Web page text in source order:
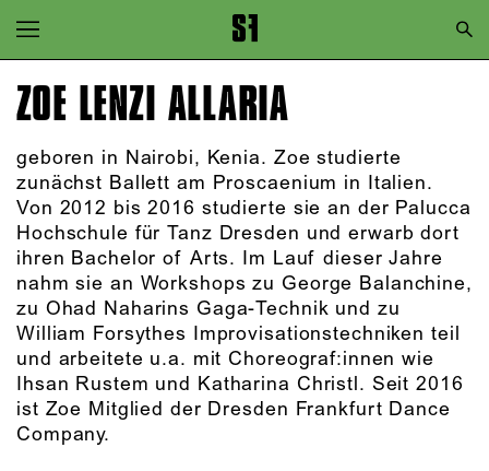
Zur Hauptnavigation springen
Zum Hauptinhalt springen
ZOE LENZI ALLARIA
geboren in Nairobi, Kenia. Zoe studierte
zunächst Ballett am Proscaenium in Italien.
Von 2012 bis 2016 studierte sie an der Palucca
Hochschule für Tanz Dresden und erwarb dort
ihren Bachelor of Arts. Im Lauf dieser Jahre
nahm sie an Workshops zu George Balanchine,
zu Ohad Naharins Gaga-Technik und zu
William Forsythes Improvisationstechniken teil
und arbeitete u.a. mit Choreograf:innen wie
Ihsan Rustem und Katharina Christl. Seit 2016
ist Zoe Mitglied der Dresden Frankfurt Dance
Company.